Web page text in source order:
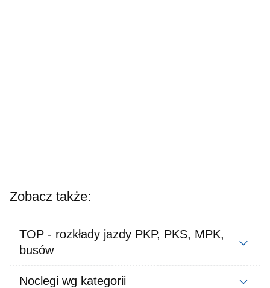
Zobacz także:
TOP - rozkłady jazdy PKP, PKS, MPK,
busów
Noclegi wg kategorii